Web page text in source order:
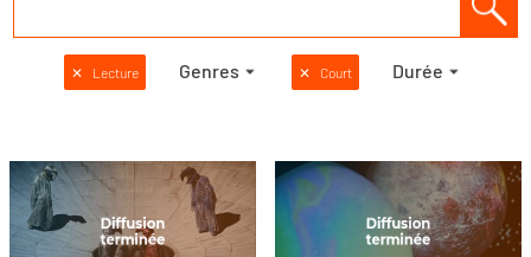
✕ Lecture Genres ✕ Court Durée